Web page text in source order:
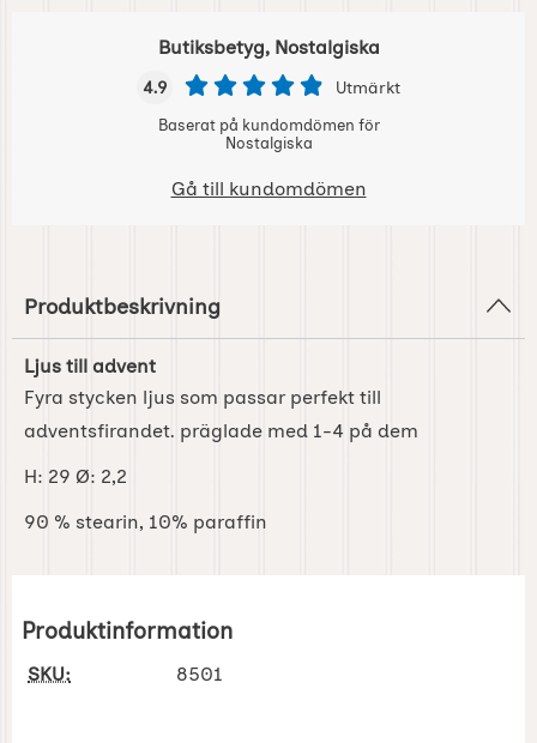
Butiksbetyg, Nostalgiska
4.9 Utmärkt
Baserat på kundomdömen för
Nostalgiska
Gå till kundomdömen
Produktbeskrivning
Ljus till advent
Fyra stycken ljus som passar perfekt till
adventsfirandet. präglade med 1-4 på dem
H: 29 Ø: 2,2
90 % stearin, 10% paraffin
Produktinformation
SKU: 8501